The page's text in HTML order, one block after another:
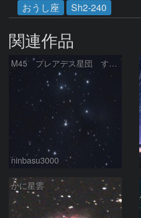
おうし座
Sh2-240
関連作品
M45 プレアデス星団 すばる
ninbasu3000
かに星雲